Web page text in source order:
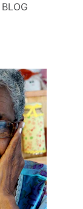
BLOG